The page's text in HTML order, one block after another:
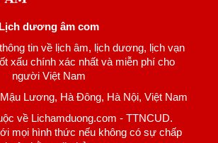
Lịch dương âm com
tin về lịch âm, lịch dương, lịch vạn
xấu chính xác nhất và miễn phí cho
người Việt Nam
Lương, Hà Đông, Hà Nội, Việt Nam
về Lichamduong.com - TTNCUD.
mọi hình thức nếu không có sự chấp